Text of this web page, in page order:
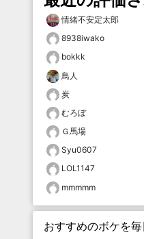
情緒不安定太郎
8938iwako
bokkk
鳥人
炭
むろぼ
Ｇ馬場
Syu0607
LOL1147
mmmmm
おすすめのボケを